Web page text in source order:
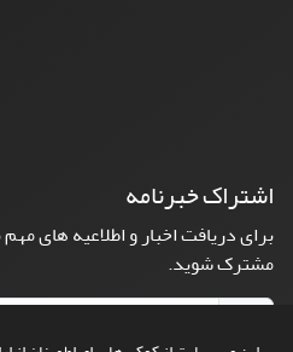
اشتراک خبرنامه
برای دریافت اخبار و اطلاعیه های
مشترک شوید.